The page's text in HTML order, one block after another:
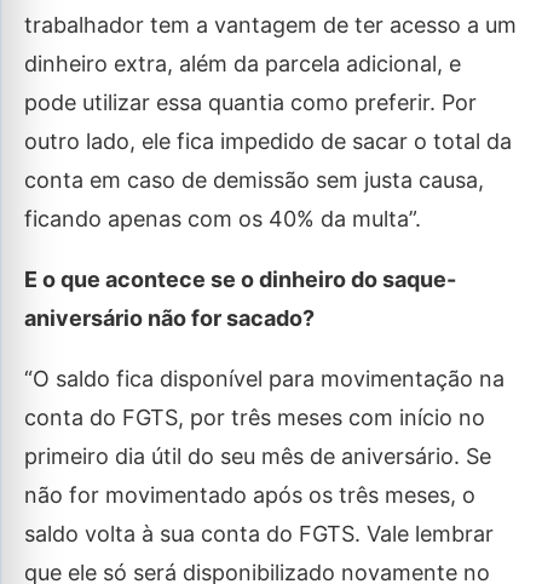
trabalhador tem a vantagem de ter acesso a um
dinheiro extra, além da parcela adicional, e
pode utilizar essa quantia como preferir. Por
outro lado, ele fica impedido de sacar o total da
conta em caso de demissão sem justa causa,
ficando apenas com os 40% da multa”.
E o que acontece se o dinheiro do saque-
aniversário não for sacado?
“O saldo fica disponível para movimentação na
conta do FGTS, por três meses com início no
primeiro dia útil do seu mês de aniversário. Se
não for movimentado após os três meses, o
saldo volta à sua conta do FGTS. Vale lembrar
que ele só será disponibilizado novamente no